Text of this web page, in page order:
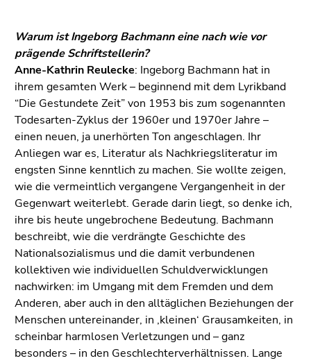
(Zugriffstaste
9)
Warum ist Ingeborg Bachmann eine nach wie vor
prägende Schriftstellerin?
Anne-Kathrin Reulecke: Ingeborg Bachmann hat in
ihrem gesamten Werk – beginnend mit dem Lyrikband
“Die Gestundete Zeit” von 1953 bis zum sogenannten
Todesarten-Zyklus der 1960er und 1970er Jahre –
einen neuen, ja unerhörten Ton angeschlagen. Ihr
Anliegen war es, Literatur als Nachkriegsliteratur im
engsten Sinne kenntlich zu machen. Sie wollte zeigen,
wie die vermeintlich vergangene Vergangenheit in der
Gegenwart weiterlebt. Gerade darin liegt, so denke ich,
ihre bis heute ungebrochene Bedeutung. Bachmann
beschreibt, wie die verdrängte Geschichte des
Nationalsozialismus und die damit verbundenen
kollektiven wie individuellen Schuldverwicklungen
nachwirken: im Umgang mit dem Fremden und dem
Anderen, aber auch in den alltäglichen Beziehungen der
Menschen untereinander, in ‚kleinen‘ Grausamkeiten, in
scheinbar harmlosen Verletzungen und – ganz
besonders – in den Geschlechterverhältnissen. Lange